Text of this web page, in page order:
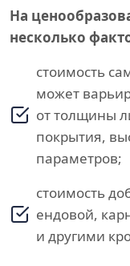
На
несколько
стоимость
может
от толщины
покрытия,
параметров;
стоимость
ендовой,
и другими